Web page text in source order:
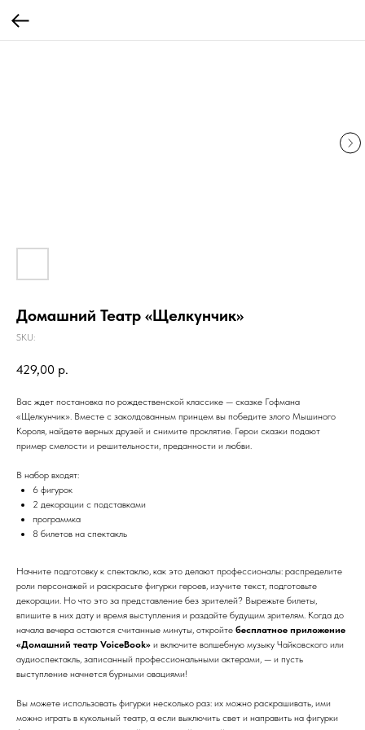
Домашний Театр «Щелкунчик»
SKU:
429,00 р.
Вас ждет постановка по рождественской классике — сказке Гофмана
«Щелкунчик». Вместе с заколдованным принцем вы победите злого Мышиного
Короля, найдете верных друзей и снимите проклятие. Герои сказки подают
пример смелости и решительности, преданности и любви.
В набор входят:
6 фигурок
2 декорации с подставками
программка
8 билетов на спектакль
Начните подготовку к спектаклю, как это делают профессионалы: распределите
роли персонажей и раскрасьте фигурки героев, изучите текст, подготовьте
декорации. Но что это за представление без зрителей? Вырежьте билеты,
впишите в них дату и время выступления и раздайте будущим зрителям. Когда до
начала вечера остаются считанные минуты, откройте бесплатное приложение
«Домашний театр VoiceBook» и включите волшебную музыку Чайковского или
аудиоспектакль, записанный профессиональными актерами, — и пусть
выступление начнется бурными овациями!
Вы можете использовать фигурки несколько раз: их можно раскрашивать, ими
можно играть в кукольный театр, а если выключить свет и направить на фигурки